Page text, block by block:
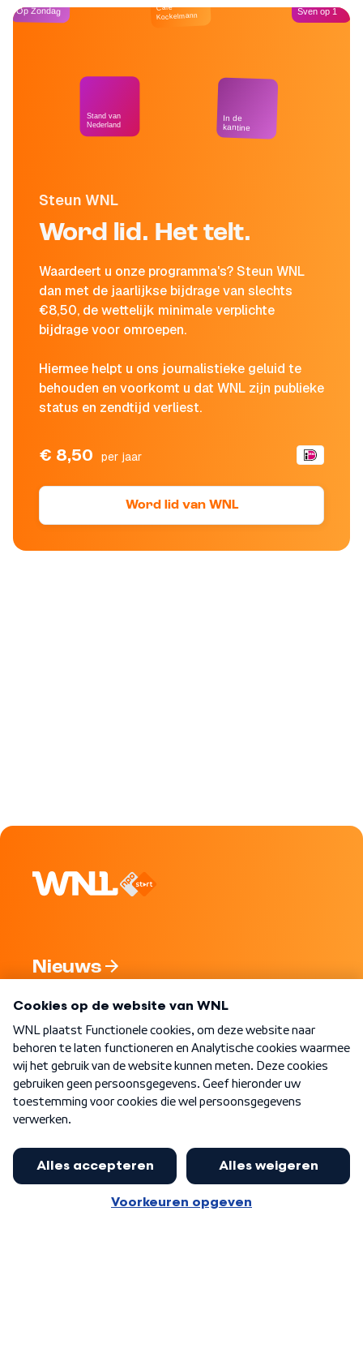
Steun WNL
Word lid. Het telt.
Waardeert u onze programma's? Steun WNL
dan met de jaarlijkse bijdrage van slechts
€8,50, de wettelijk minimale verplichte
bijdrage voor omroepen.
Hiermee helpt u ons journalistieke geluid te
behouden en voorkomt u dat WNL zijn publieke
status en zendtijd verliest.
€ 8,50 per jaar
Word lid van WNL
Op Zondag
Stand van
Nederland
Café
Kockelmann
In de
kantine
Sven op 1
Nieuws
Nieuwsbrief
Word Lid